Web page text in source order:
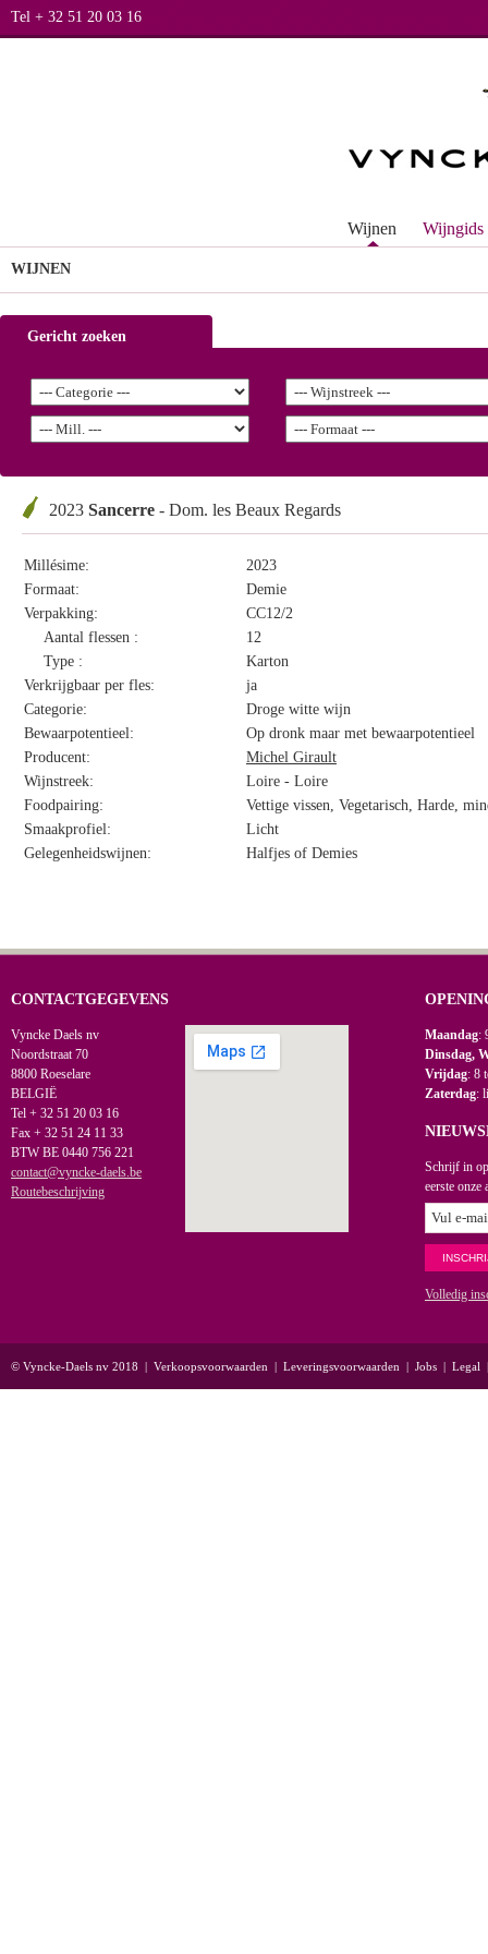
Tel + 32 51 20 03 16
Wijnen Wijngids
WIJNEN
Gericht zoeken
2023 Sancerre - Dom. les Beaux Regards
Millésime:
2023
Formaat:
Demie
Verpakking:
CC12/2
Aantal flessen :
12
Type :
Karton
Verkrijgbaar per fles:
ja
Categorie:
Droge witte wijn
Bewaarpotentieel:
Op dronk maar met bewaarpotentieel
Producent:
Michel Girault
Wijnstreek:
Loire - Loire
Foodpairing:
Vettige vissen, Vegetarisch, Harde,
Smaakprofiel:
Licht
Gelegenheidswijnen:
Halfjes of Demies
CONTACTGEGEVENS
Vyncke Daels nv
Noordstraat 70
8800 Roeselare
BELGIË
Tel + 32 51 20 03 16
Fax + 32 51 24 11 33
BTW BE 0440 756 221
contact@vyncke-daels.be
Routebeschrijving
Maandag:
Dinsdag,
Vrijdag: 8
Zaterdag:
Schrijf in
eerste onze
Volledig
© Vyncke-Daels nv 2018 | Verkoopsvoorwaarden | Leveringsvoorwaarden | Jobs | Legal